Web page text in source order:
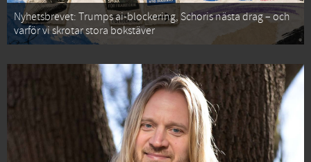
Nyhetsbrevet: Trumps ai-blockering, Schoris nästa drag – och
varför vi skrotar stora bokstäver